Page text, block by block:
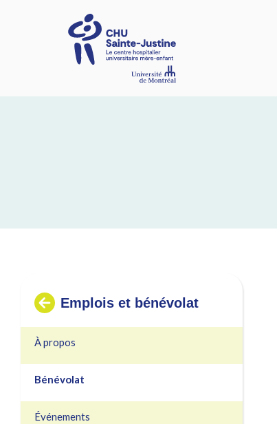
Emplois et bénévolat
À propos
Bénévolat
Événements